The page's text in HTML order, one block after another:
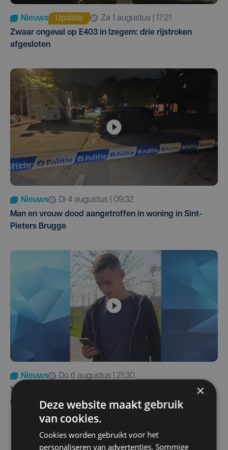
Nieuws Update
za 1 augustus | 17:21
Zwaar ongeval op E403 in Izegem: drie rijstroken
afgesloten
Nieuws
di 4 augustus | 09:32
Man en vrouw dood aangetroffen in woning in Sint-
Pieters Brugge
Nieuws
do 6 augustus | 21:30
Yaro (19), slachtoffer van vechtpartij, is na
maandenlange coma overleden
×
Deze website maakt gebruik
van cookies.
Cookies worden gebruikt voor het
personaliseren van advertenties. Sommige